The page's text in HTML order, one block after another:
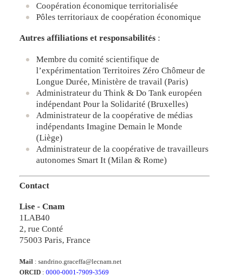
Coopération économique territorialisée
Pôles territoriaux de coopération économique
Autres affiliations et responsabilités :
Membre du comité scientifique de
l’expérimentation Territoires Zéro Chômeur de
Longue Durée, Ministère de travail (Paris)
Administrateur du Think & Do Tank européen
indépendant Pour la Solidarité (Bruxelles)
Administrateur de la coopérative de médias
indépendants Imagine Demain le Monde
(Liège)
Administrateur de la coopérative de travailleurs
autonomes Smart It(Milan & Rome)
Contact
Lise - Cnam
1LAB40
2, rue Conté
75003 Paris, France
Mail : sandrino.graceffa@lecnam.net
ORCID : 0000-0001-7909-3569